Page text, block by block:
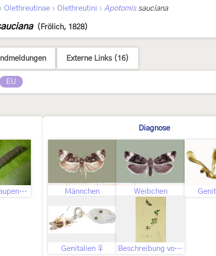
› Olethreutinae › Olethreutini › Apotomissauciana
(Frölich, 1828)
Externe Links (16)
EU
Jüngere Raupenstadien
Diagnose
Männchen Weibchen
Genitalien ♀ Beschreibung von John Curtis als Penthina grevillana